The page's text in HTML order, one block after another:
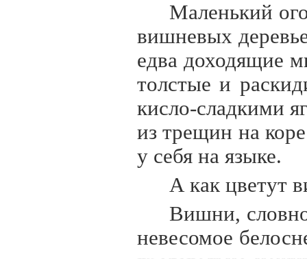
Маленький
вишневых
едва доходящие
толстые и
кисло-сладкими
из трещин на
у себя на языке.
А как цветут
Вишни,
невесомое